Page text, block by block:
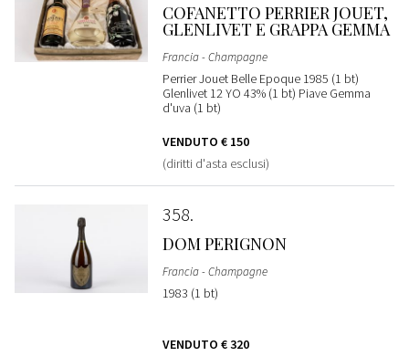
COFANETTO PERRIER JOUET,
GLENLIVET E GRAPPA GEMMA
Francia - Champagne
Perrier Jouet Belle Epoque 1985 (1 bt)
Glenlivet 12 YO 43% (1 bt) Piave Gemma
d'uva (1 bt)
VENDUTO € 150
(diritti d'asta esclusi)
358
DOM PERIGNON
Francia - Champagne
1983 (1 bt)
VENDUTO € 320